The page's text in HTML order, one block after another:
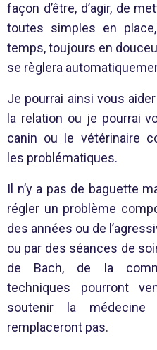
façon d’être, d’agir, de
toutes simples en
temps, toujours en
se règlera
Je pourrai ainsi vous
la relation ou je pourrai
canin ou le vétérinaire
les problématiques.
Il n’y a pas de baguette
régler un problème
des années ou de
ou par des séances de
de Bach, de la
techniques pourront
soutenir la
remplaceront pas.